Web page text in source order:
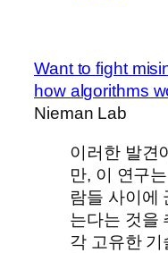
Want to fight
how algorithms
Nieman Lab
이러한 발견
만, 이 연구
람들 사이에
는다는 것을
각 고유한 기